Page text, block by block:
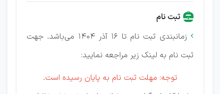
ثبت نام

زمانبندی ثبت نام تا 16 آذر 1404 می‌باشد. جهت
ثبت نام به لینک زیر مراجعه نمایید:
توجه: مهلت ثبت نام به پایان رسیده است.